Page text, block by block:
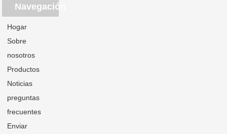
Navegación
Hogar
Sobre
nosotros
Productos
Noticias
preguntas
frecuentes
Enviar